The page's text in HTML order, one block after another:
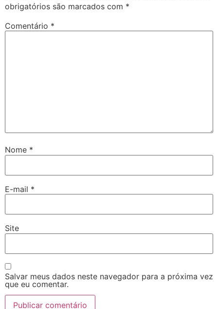
obrigatórios são marcados com *
Comentário *
Nome *
E-mail *
Site
Salvar meus dados neste navegador para a próxima vez
que eu comentar.